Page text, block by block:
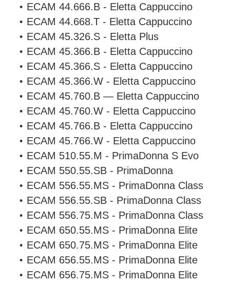
ECAM 44.666.B - Eletta Cappuccino
ECAM 44.668.T - Eletta Cappuccino
ECAM 45.326.S - Eletta Plus
ECAM 45.366.B - Eletta Cappuccino
ECAM 45.366.S - Eletta Cappuccino
ECAM 45.366.W - Eletta Cappuccino
ECAM 45.760.B — Eletta Cappuccino
ECAM 45.760.W - Eletta Cappuccino
ECAM 45.766.B - Eletta Cappuccino
ECAM 45.766.W - Eletta Cappuccino
ECAM 510.55.M - PrimaDonna S Evo
ECAM 550.55.SB - PrimaDonna
ECAM 556.55.MS - PrimaDonna Class
ECAM 556.55.SB - PrimaDonna Class
ECAM 556.75.MS - PrimaDonna Class
ECAM 650.55.MS - PrimaDonna Elite
ECAM 650.75.MS - PrimaDonna Elite
ECAM 656.55.MS - PrimaDonna Elite
ECAM 656.75.MS - PrimaDonna Elite